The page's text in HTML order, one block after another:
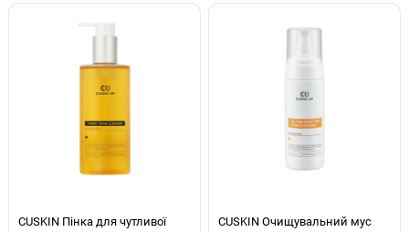
CUSKIN Пінка для чутливої
CUSKIN Очищувальний мус